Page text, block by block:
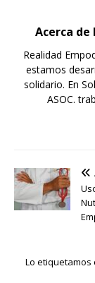
Acerca de
Realidad
estamos
solidario. En
ASOC.
Lo etiquetamos